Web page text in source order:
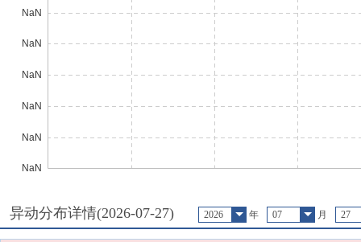
异动分布详情(2026-07-27) 2026 年 07 月 27